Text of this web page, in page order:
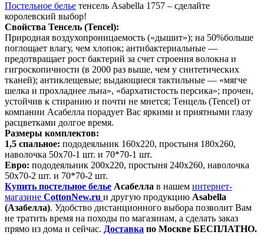
Постельное белье тенсель Asabella 1757 – сделайте
королевский выбор!
Свойства Тенсель (Tencel):
Природная воздухопроницаемость («дышит»); на 50%больше
поглощает влагу, чем хлопок; антибактериальные —
предотвращает рост бактерий за счет строения волокна и
гигроскопичности (в 2000 раз выше, чем у синтетических
тканей); антиклещевые; выдающиеся тактильные — «мягче
шелка и прохладнее льна», «бархатистость персика»; прочен,
устойчив к стиранию и почти не мнется; Tенцель (Tencel) от
компании Асабелла порадует Вас яркими и приятными глазу
расцветками долгое время.
Размеры комплектов:
1,5 спальное: пододеяльник 160х220, простыня 180х260,
наволочка 50х70-1 шт. и 70*70-1 шт.
Евро: пододеяльник 200х220, простыня 240х260, наволочка
50х70-2 шт. и 70*70-2 шт.
Купить постельное белье Асабелла в нашем интернет-
магазине CottonNew.ru и другую продукцию Asabella
(Азабелла). Удобство дистанционного выбора позволит Вам
не тратить время на походы по магазинам, а сделать заказ
прямо из дома и сейчас. Доставка по Москве БЕСПЛАТНО.